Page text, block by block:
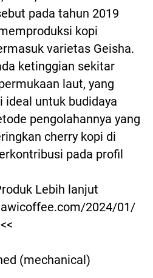
pada tahun 2019
kopi
varietas Geisha.
ketinggian sekitar
laut, yang
ideal untuk budidaya
pengolahannya yang
cherry kopi di
pada profil
Lebih lanjut
2024/01/
(mechanical)